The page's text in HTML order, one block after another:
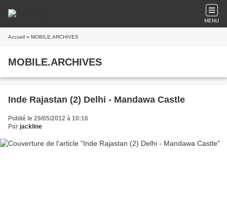
MENU
Accueil » MOBILE.ARCHIVES
MOBILE.ARCHIVES
Inde Rajastan (2) Delhi - Mandawa Castle
Publié le 29/05/2012 à 10:16
Par jackline